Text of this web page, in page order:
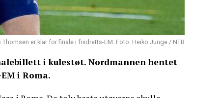
Thomsen er klar for finale i friidretts-EM. Foto: Heiko Junge / NTB
i kulestøt. Nordmannen hentet
i Roma.